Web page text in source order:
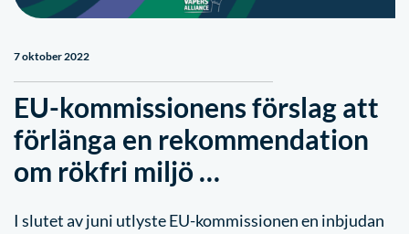
7 oktober 2022
EU-kommissionens förslag att
förlänga en rekommendation
om rökfri miljö …
I slutet av juni utlyste EU-kommissionen en inbjudan